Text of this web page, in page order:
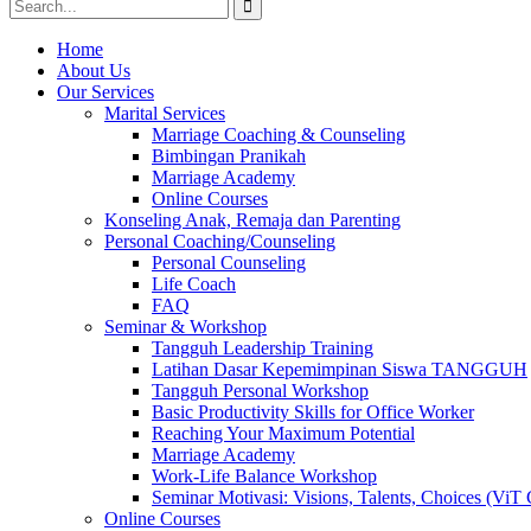
for:
Home
About Us
Our Services
Marital Services
Marriage Coaching & Counseling
Bimbingan Pranikah
Marriage Academy
Online Courses
Konseling Anak, Remaja dan Parenting
Personal Coaching/Counseling
Personal Counseling
Life Coach
FAQ
Seminar & Workshop
Tangguh Leadership Training
Latihan Dasar Kepemimpinan Siswa TANGGUH
Tangguh Personal Workshop
Basic Productivity Skills for Office Worker
Reaching Your Maximum Potential
Marriage Academy
Work-Life Balance Workshop
Seminar Motivasi: Visions, Talents, Choices (ViT
Online Courses